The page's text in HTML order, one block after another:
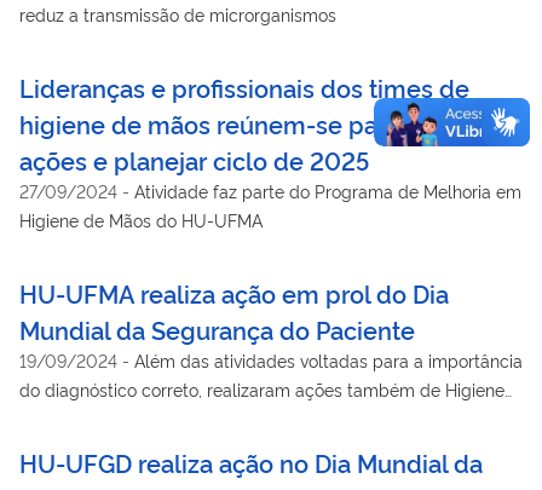
reduz a transmissão de microrganismos
Lideranças e profissionais dos times de
higiene de mãos reúnem-se para avaliar
ações e planejar ciclo de 2025
27/09/2024 - Atividade faz parte do Programa de Melhoria em
Higiene de Mãos do HU-UFMA
HU-UFMA realiza ação em prol do Dia
Mundial da Segurança do Paciente
19/09/2024 - Além das atividades voltadas para a importância
do diagnóstico correto, realizaram ações também de Higiene
HU-UFGD realiza ação no Dia Mundial da